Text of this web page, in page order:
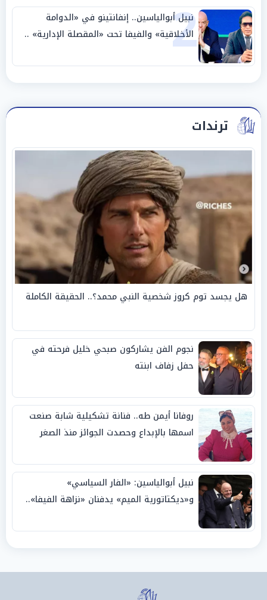
2
نبيل أبوالياسين.. إنفانتينو في «الدوامة
الأخلاقية» والفيفا تحت «المقصلة الإدارية» ..
«عبادة العرش وجنازة المصداقية»
ترندات
هل يجسد توم كروز شخصية النبي محمد؟.. الحقيقة الكاملة
نجوم الفن يشاركون صبحي خليل فرحته في
حفل زفاف ابنته
روفانا أيمن طه.. فنانة تشكيلية شابة صنعت
اسمها بالإبداع وحصدت الجوائز منذ الصغر
نبيل أبوالياسين: «الفار السياسي»
و«ديكتاتورية الميم» يدفنان «نزاهة الفيفا»..